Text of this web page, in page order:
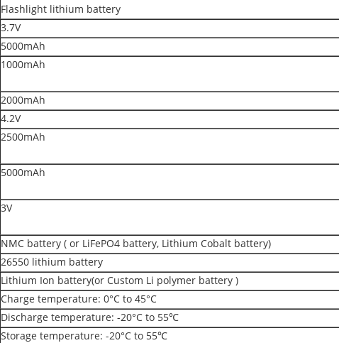
Flashlight lithium battery
3.7V
5000mAh
1000mAh
2000mAh
4.2V
2500mAh
5000mAh
3V
NMC battery ( or LiFePO4 battery, Lithium Cobalt battery​)
26550 lithium battery
Lithium Ion battery(or Custom Li polymer battery )
Charge temperature: 0°C to 45°C
Discharge temperature: -20°C to 55℃
Storage temperature: -20°C to 55℃